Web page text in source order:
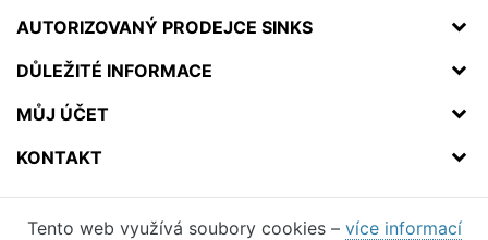
AUTORIZOVANÝ PRODEJCE SINKS
DŮLEŽITÉ INFORMACE
MŮJ ÚČET
KONTAKT
Tento web využívá soubory cookies – více informací